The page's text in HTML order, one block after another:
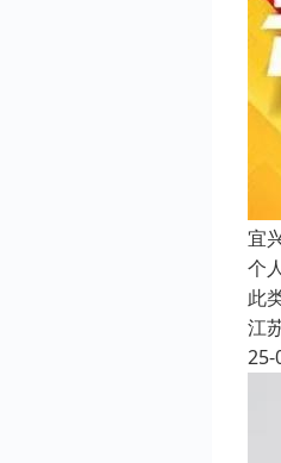
宜
个
此
江
25-